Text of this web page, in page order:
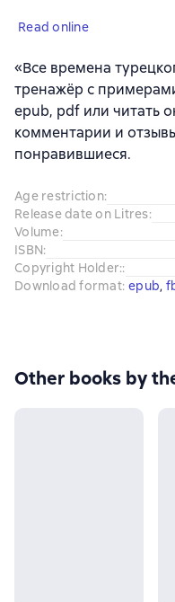
Read online
«Все времена
тренажёр с
epub, pdf или читать
комментарии и
понравившиеся.
Age restriction:
Release date on Litres:
Volume:
ISBN:
Copyright Holder::
Download format: epub,
Other books by